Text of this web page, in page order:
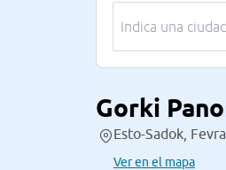
Gorki
Esto-Sadok,
Ver en el mapa